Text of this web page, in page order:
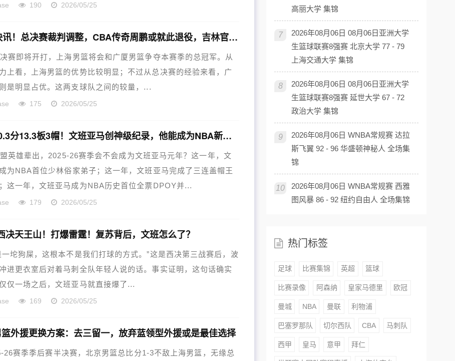
190 2026/05/25
CBA快讯！总决赛裁判调整，CBA传奇周鹏或就此退役，吉林官宣换帅
赛即将开打，上海男篮将会和广厦男篮争夺本赛季的总冠军。从
上看，上海男篮的优势比较明显；不过从总决赛的经验来看，广
是明显占优。这两支球队之间的较量，...
175 2026/05/25
场均30.3分13.3板3帽！文班亚马创神级纪录，他能成为NBA新门面
英雄辈出，2025-26赛季会不会成为文班亚马元年？这一年，文
为NBA首位少林俗家弟子；这一年，文班亚马完成了三连盖帽王
这一年，文班亚马成为NBA历史首位全票DPOY并...
179 2026/05/25
决天王山！打爆雷霆！复苏背后，文班怎么了？
一坨狗屎，这根本不是我们打球的方式。”这是西决第三战赛后，波
进更衣室后对着马刺全队年轻人说的话。事实证明，这句话确实
仅一场之后，文班亚马就直接爆了...
169 2026/05/25
外援更换方案：去三留一，放弃蓝领型外援或是最佳选择
26赛季季后赛半决赛，北京男篮总比分1-3不敌上海男篮，无缘总
高丽大学 集锦
7
2026年08月06日 08月06日亚洲大学
生篮球联赛8强赛 北京大学 77 - 79
上海交通大学 集锦
8
2026年08月06日 08月06日亚洲大学
生篮球联赛8强赛 延世大学 67 - 72
政治大学 集锦
9
2026年08月06日 WNBA常规赛 达拉
斯飞翼 92 - 96 华盛顿神秘人 全场集
锦
10
2026年08月06日 WNBA常规赛 西雅
图风暴 86 - 92 纽约自由人 全场集锦
热门标签
足球 比赛集锦 英超 篮球
比赛录像 阿森纳 皇家马德里 欧冠
曼城 NBA 曼联 利物浦
巴塞罗那队 切尔西队 CBA 马刺队
西甲 皇马 意甲 拜仁